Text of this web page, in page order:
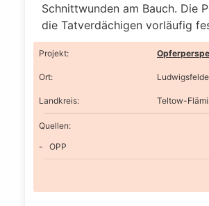
Schnittwunden am Bauch. Die
die Tatverdächigen vorläufig
Projekt:
Ort: Ludwigsfelde
Landkreis: Teltow-
Quellen:
OPP